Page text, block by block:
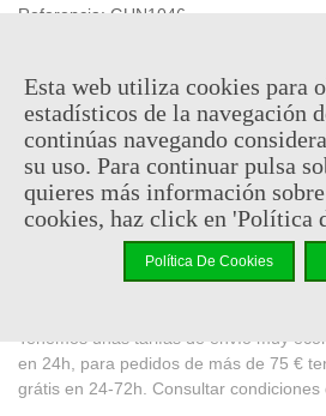
Referencia: GUN1046
Favorito
A Lista De Deseos
VENTAJAS DE COMPRAR EN
Pago seguro
con tarjeta aceptamos VISA,
Paypal, Transferencia bancaria y pago
Tenemos unas tarifas de envío muy
en 24h, para pedidos de más de 75 €
grátis en 24-72h. Consultar condiciones
Esta web utiliza cookies para
estadísticos de la navegación
continúas navegando
su uso. Para continuar pulsa
quieres más información
cookies, haz click en 'Política
Política De Cookies